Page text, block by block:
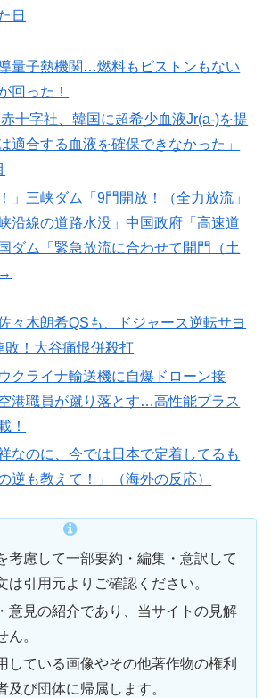
日
量子熱機関…燃料もピストンもない
回った！
赤十字社、韓国に超希少血液Jr(a-)を提
適合する血液を確保できなかった」
」三峡ダム「9門開放！（全力放流」
沿線の道路水没」中国政府「高速道
ダム「緊急放流に合わせて開門（土
木朗希QSも、ドジャース逆転サヨ
敗！大谷痛恨併殺打
クライナ輸送機に自爆ドローン接
港職員が蹴り落とす…高性能プラス
！
なのに、今では日本で定着してるも
逆も教えて！」（海外の反応）
考慮して一部要約・編集・意訳して
は引用元よりご確認ください。
意見の紹介であり、当サイトの見解
ん。
している画像やその他著作物の権利
及び団体に帰属します。